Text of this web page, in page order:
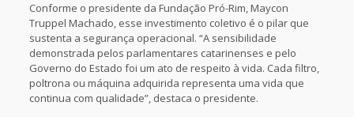
Conforme o presidente da Fundação Pró-Rim, Maycon
Truppel Machado, esse investimento coletivo é o pilar que
sustenta a segurança operacional. “A sensibilidade
demonstrada pelos parlamentares catarinenses e pelo
Governo do Estado foi um ato de respeito à vida. Cada filtro,
poltrona ou máquina adquirida representa uma vida que
continua com qualidade”, destaca o presidente.